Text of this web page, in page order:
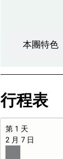
本團特色
行程表
第 1 天
2 月 7 日